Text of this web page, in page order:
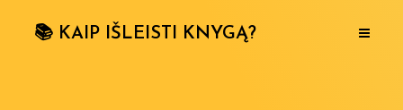
📚 KAIP IŠLEISTI KNYGĄ?